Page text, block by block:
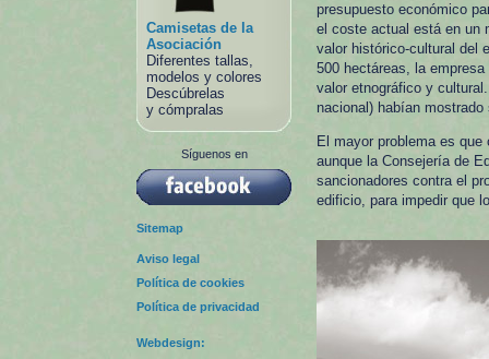
Camisetas de la
Asociación
Diferentes tallas,
modelos y colores
Descúbrelas
y cómpralas
Síguenos en
Sitemap
Aviso legal
Política de cookies
Política de privacidad
Webdesign:
presupuesto económico
el coste actual está en un
valor histórico-cultural del
500 hectáreas, la
valor etnográfico y
nacional) habían
El mayor problema es
aunque la Consejería de
sancionadores contra el
edificio, para impedir que